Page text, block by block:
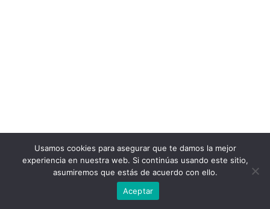
Usamos cookies para asegurar que te damos la mejor
experiencia en nuestra web. Si continúas usando este sitio,
asumiremos que estás de acuerdo con ello.
Aceptar